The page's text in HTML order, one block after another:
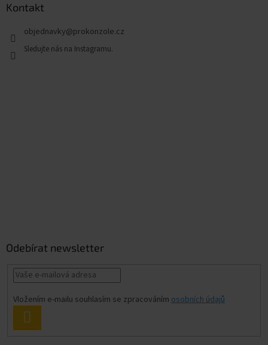
Kontakt
objednavky@prokonzole.cz
Odebírat newsletter
Vložením e-mailu souhlasím se zpracováním osobních údajů
SE